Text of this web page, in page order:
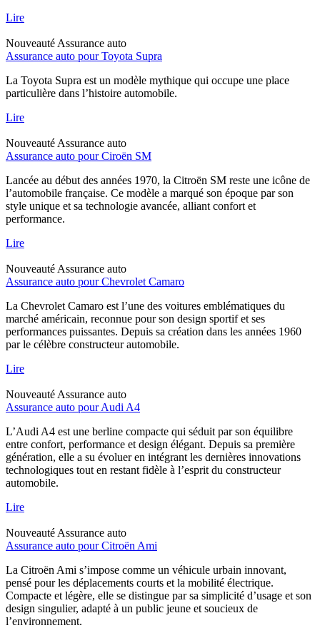
Lire
Nouveauté Assurance auto
Assurance auto pour Toyota Supra
La Toyota Supra est un modèle mythique qui occupe une place
particulière dans l’histoire automobile.
Lire
Nouveauté Assurance auto
Assurance auto pour Ciroën SM
Lancée au début des années 1970, la Citroën SM reste une icône de
l’automobile française. Ce modèle a marqué son époque par son
style unique et sa technologie avancée, alliant confort et
performance.
Lire
Nouveauté Assurance auto
Assurance auto pour Chevrolet Camaro
La Chevrolet Camaro est l’une des voitures emblématiques du
marché américain, reconnue pour son design sportif et ses
performances puissantes. Depuis sa création dans les années 1960
par le célèbre constructeur automobile.
Lire
Nouveauté Assurance auto
Assurance auto pour Audi A4
L’Audi A4 est une berline compacte qui séduit par son équilibre
entre confort, performance et design élégant. Depuis sa première
génération, elle a su évoluer en intégrant les dernières innovations
technologiques tout en restant fidèle à l’esprit du constructeur
automobile.
Lire
Nouveauté Assurance auto
Assurance auto pour Citroën Ami
La Citroën Ami s’impose comme un véhicule urbain innovant,
pensé pour les déplacements courts et la mobilité électrique.
Compacte et légère, elle se distingue par sa simplicité d’usage et son
design singulier, adapté à un public jeune et soucieux de
l’environnement.